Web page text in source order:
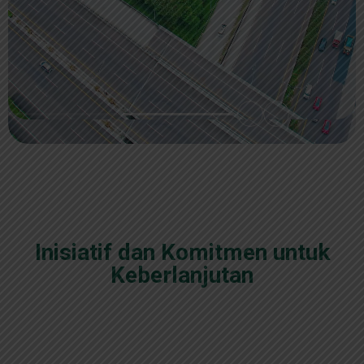
Inisiatif dan Komitmen untuk
Keberlanjutan